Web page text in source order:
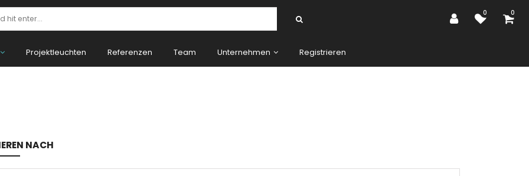
0 0
Projektleuchten Referenzen Team Unternehmen Registrieren
NACH